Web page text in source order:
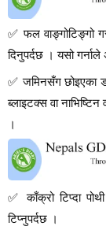
✅फल वाङ्गोटिङ्गो
दिनुपर्दछ । यसो
✅जमिनसँग छोइएका
ब्लाइटक्स वा
।
✅काँक्रो टिप्दा
टिप्नुपर्दछ ।